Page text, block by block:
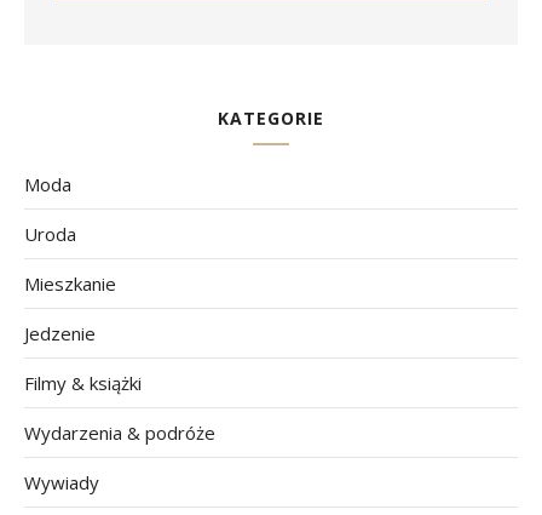
KATEGORIE
Moda
Uroda
Mieszkanie
Jedzenie
Filmy & książki
Wydarzenia & podróże
Wywiady